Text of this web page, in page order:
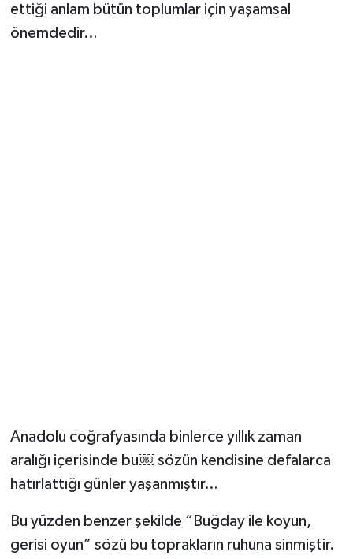
ettiği anlam bütün toplumlar için yaşamsal
önemdedir…
Anadolu coğrafyasında binlerce yıllık zaman
aralığı içerisinde bu￼ sözün kendisine defalarca
hatırlattığı günler yaşanmıştır…
Bu yüzden benzer şekilde “Buğday ile koyun,
gerisi oyun” sözü bu toprakların ruhuna sinmiştir.